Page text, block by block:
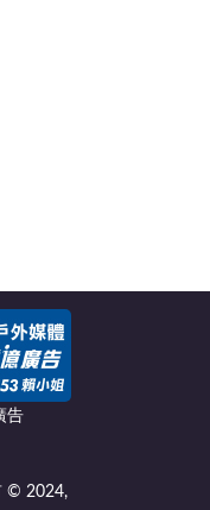
告
© 2024,